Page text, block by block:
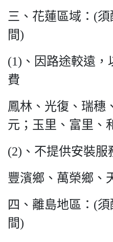
三、花蓮區域：(
間)
(1)、因路途較遠，
費
鳳林、光復、瑞穗
元；玉里、富里、
(2)、不提供安裝服
豐濱鄉、萬榮鄉、
四、離島地區：(
間)